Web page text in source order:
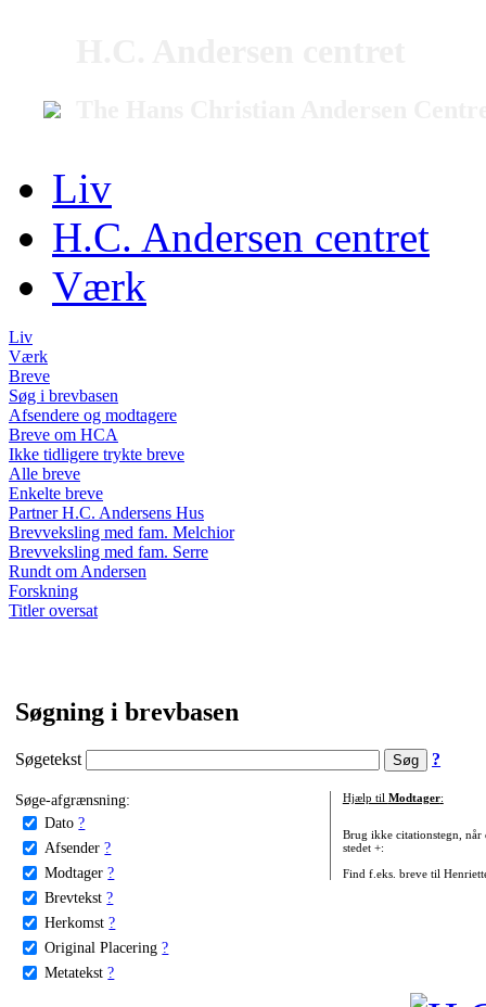
Liv
H.C. Andersen centret
Værk
Liv
Værk
Breve
Søg i brevbasen
Afsendere og modtagere
Breve om HCA
Ikke tidligere trykte breve
Alle breve
Enkelte breve
Partner H.C. Andersens Hus
Brevveksling med fam. Melchior
Brevveksling med fam. Serre
Rundt om Andersen
Forskning
Titler oversat
Søgning i brevbasen
Søgetekst ?
Søge-afgrænsning:
Dato ?
Afsender ?
Modtager ?
Brevtekst ?
Herkomst ?
Original Placering ?
Metatekst ?
Hjælp til Modtager:
Brug ikke citationstegn, når
stedet +:
Find f.eks. breve til